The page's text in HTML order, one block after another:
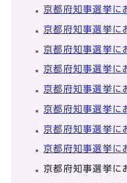
京都府知事選挙に
京都府知事選挙に
京都府知事選挙に
京都府知事選挙に
京都府知事選挙に
京都府知事選挙に
京都府知事選挙に
京都府知事選挙に
京都府知事選挙に